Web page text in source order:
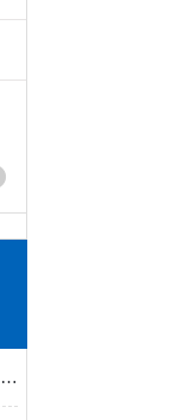
塑料球压痕洛氏硬度：测试材料硬度和变形行为的评估方法